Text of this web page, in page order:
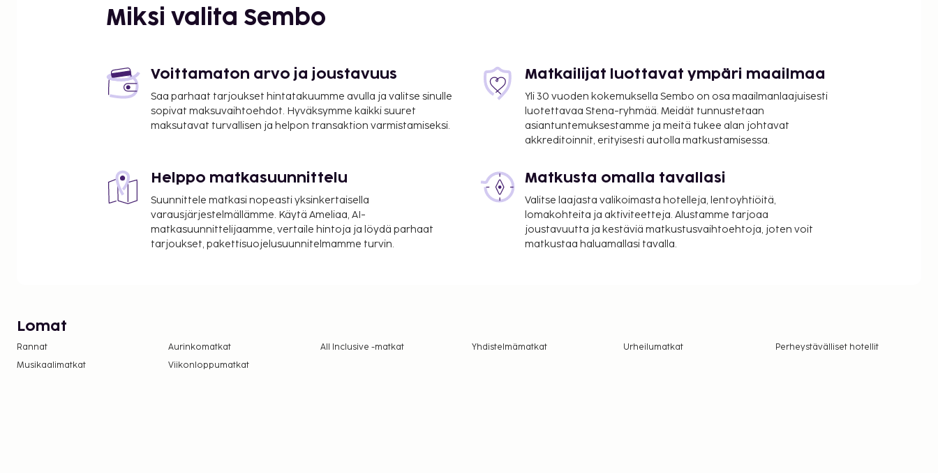
Miksi valita Sembo
Voittamaton arvo ja joustavuus
Saa parhaat tarjoukset hintatakuumme avulla ja valitse sinulle
sopivat maksuvaihtoehdot. Hyväksymme kaikki suuret
maksutavat turvallisen ja helpon transaktion varmistamiseksi.
Matkailijat luottavat ympäri maailmaa
Yli 30 vuoden kokemuksella Sembo on osa maailmanlaajuisesti
luotettavaa Stena-ryhmää. Meidät tunnustetaan
asiantuntemuksestamme ja meitä tukee alan johtavat
akkreditoinnit, erityisesti autolla matkustamisessa.
Helppo matkasuunnittelu
Suunnittele matkasi nopeasti yksinkertaisella
varausjärjestelmällämme. Käytä Ameliaa, AI-
matkasuunnittelijaamme, vertaile hintoja ja löydä parhaat
tarjoukset, pakettisuojelusuunnitelmamme turvin.
Matkusta omalla tavallasi
Valitse laajasta valikoimasta hotelleja, lentoyhtiöitä,
lomakohteita ja aktiviteetteja. Alustamme tarjoaa
joustavuutta ja kestäviä matkustusvaihtoehtoja, joten voit
matkustaa haluamallasi tavalla.
Lomat
Rannat Aurinkomatkat All Inclusive -matkat Yhdistelmämatkat Urheilumatkat
Perheystävälliset hotellit
Musikaalimatkat
Viikonloppumatkat